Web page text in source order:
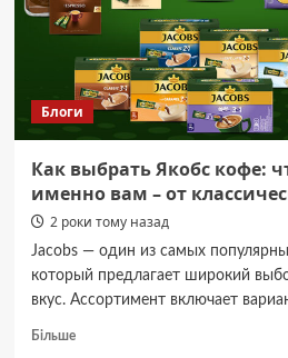
аналоги?
Блоги
Как выбрать Якобс кофе:
именно вам – от
2 роки тому назад
Jacobs — один из самых
который предлагает широкий
вкус. Ассортимент включает
БільшеДокладніше